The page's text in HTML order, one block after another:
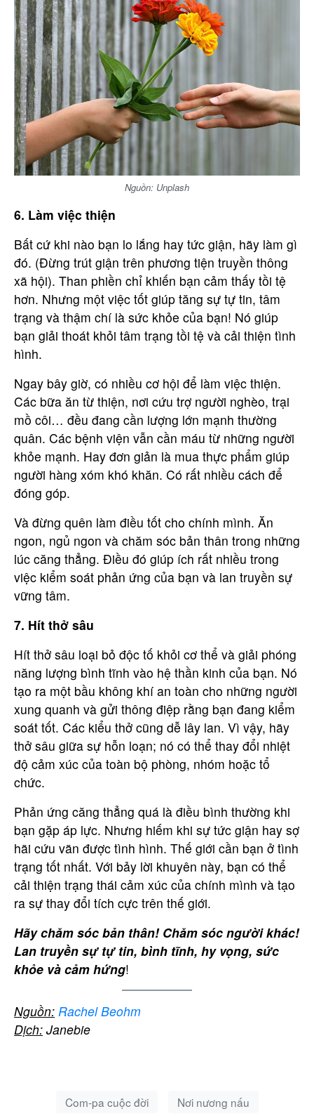
Nguồn: Unplash
6. Làm việc thiện
Bất cứ khi nào bạn lo lắng hay tức giận, hãy làm gì
đó. (Đừng trút giận trên phương tiện truyền thông
xã hội). Than phiền chỉ khiến bạn cảm thấy tồi tệ
hơn. Nhưng một việc tốt giúp tăng sự tự tin, tâm
trạng và thậm chí là sức khỏe của bạn! Nó giúp
bạn giải thoát khỏi tâm trạng tồi tệ và cải thiện tình
hình.
Ngay bây giờ, có nhiều cơ hội để làm việc thiện.
Các bữa ăn từ thiện, nơi cứu trợ người nghèo, trại
mồ côi… đều đang cần lượng lớn mạnh thường
quân. Các bệnh viện vẫn cần máu từ những người
khỏe mạnh. Hay đơn giản là mua thực phẩm giúp
người hàng xóm khó khăn. Có rất nhiều cách để
đóng góp.
Và đừng quên làm điều tốt cho chính mình. Ăn
ngon, ngủ ngon và chăm sóc bản thân trong những
lúc căng thẳng. Điều đó giúp ích rất nhiều trong
việc kiểm soát phản ứng của bạn và lan truyền sự
vững tâm.
7. Hít thở sâu
Hít thở sâu loại bỏ độc tố khỏi cơ thể và giải phóng
năng lượng bình tĩnh vào hệ thần kinh của bạn. Nó
tạo ra một bầu không khí an toàn cho những người
xung quanh và gửi thông điệp rằng bạn đang kiểm
soát tốt. Các kiểu thở cũng dễ lây lan. Vì vậy, hãy
thở sâu giữa sự hỗn loạn; nó có thể thay đổi nhiệt
độ cảm xúc của toàn bộ phòng, nhóm hoặc tổ
chức.
Phản ứng căng thẳng quá là điều bình thường khi
bạn gặp áp lực. Nhưng hiếm khi sự tức giận hay sợ
hãi cứu vãn được tình hình. Thế giới cần bạn ở tình
trạng tốt nhất. Với bảy lời khuyên này, bạn có thể
cải thiện trạng thái cảm xúc của chính mình và tạo
ra sự thay đổi tích cực trên thế giới.
Hãy chăm sóc bản thân! Chăm sóc người khác!
Lan truyền sự tự tin, bình tĩnh, hy vọng, sức
khỏe và cảm hứng!
Nguồn: Rachel Beohm
Dịch: Janebie
Com-pa cuộc đời Nơi nương nấu
Bạn cần được tư vấn thêm?
Hãy liên hệ với chúng tôi.
Họ tên
Email
Nội dung
Gửi